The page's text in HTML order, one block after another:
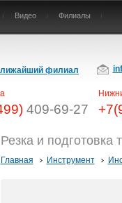
Видео Филиалы
филиал
409-69-27
Резка и подготовка
Главная Инструмент